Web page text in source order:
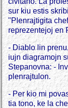
sur kiu estis
"Plenrajtigita
reprezentejoj en
- Diablo lin
iujn diagramojn
Stepanovna: -
plenrajtulon.
- Per kio mi
tia tono, ke la